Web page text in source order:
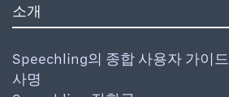
소개
Speechling의 종합 사용자 가이드
사명